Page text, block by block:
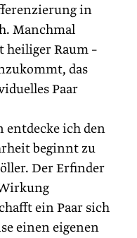
in
Manchmal
heiliger Raum –
das
Paar
ich den
beginnt zu
Der Erfinder
ein Paar sich
einen eigenen